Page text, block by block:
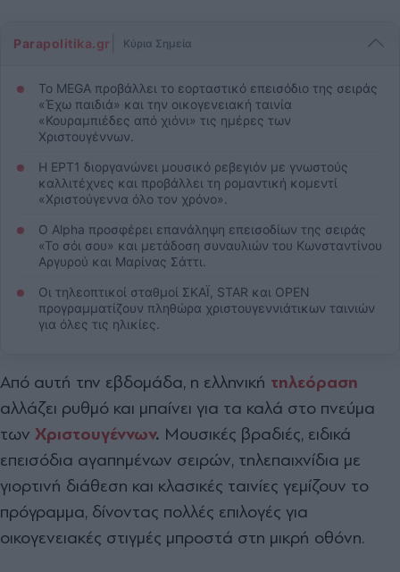
Parapolitika.gr Κύρια Σημεία
Το MEGA προβάλλει το εορταστικό επεισόδιο της σειράς
«Έχω παιδιά» και την οικογενειακή ταινία
«Κουραμπιέδες από χιόνι» τις ημέρες των
Χριστουγέννων.
Η ΕΡΤ1 διοργανώνει μουσικό ρεβεγιόν με γνωστούς
καλλιτέχνες και προβάλλει τη ρομαντική κομεντί
«Χριστούγεννα όλο τον χρόνο».
Ο Alpha προσφέρει επανάληψη επεισοδίων της σειράς
«Το σόι σου» και μετάδοση συναυλιών του Κωνσταντίνου
Αργυρού και Μαρίνας Σάττι.
Οι τηλεοπτικοί σταθμοί ΣΚΑΪ, STAR και OPEN
προγραμματίζουν πληθώρα χριστουγεννιάτικων ταινιών
για όλες τις ηλικίες.
Από αυτή την εβδομάδα, η ελληνική τηλεόραση
αλλάζει ρυθμό και μπαίνει για τα καλά στο πνεύμα
των Χριστουγέννων. Μουσικές βραδιές, ειδικά
επεισόδια αγαπημένων σειρών, τηλεπαιχνίδια με
γιορτινή διάθεση και κλασικές ταινίες γεμίζουν το
πρόγραμμα, δίνοντας πολλές επιλογές για
οικογενειακές στιγμές μπροστά στη μικρή οθόνη.